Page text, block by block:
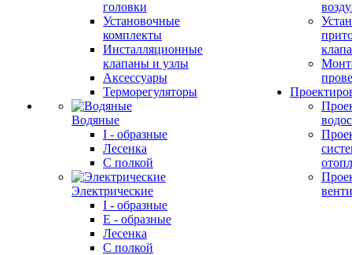
головки
Установочные
комплекты
Инсталляционные
клапаны и узлы
Аксессуары
Терморегуляторы
Водяные
I - образные
Лесенка
С полкой
Электрические
I - образные
E - образные
Лесенка
С полкой